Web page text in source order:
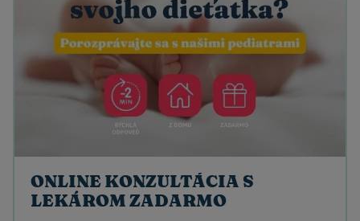
ONLINE KONZULTÁCIA S
LEKÁROM ZADARMO